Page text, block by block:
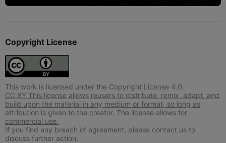
Copyright License
This work is licensed under the Copyright License 4.0.
CC BY This license allows reusers to distribute, remix, adapt, and
build upon the material in any medium or format, so long as
attribution is given to the creator. The license allows for
commercial use.
If you find any breach of agreement, please contact us to
discuss further action.